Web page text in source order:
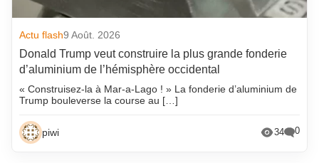
Actu flash9 Août. 2026
Donald Trump veut construire la plus grande fonderie
d’aluminium de l’hémisphère occidental
« Construisez-la à Mar-a-Lago ! » La fonderie d’aluminium de
Trump bouleverse la course au […]
piwi 34 0